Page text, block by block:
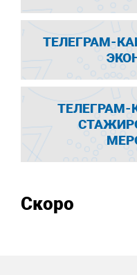
ТЕЛЕГРАМ-
ТЕЛЕГРАМ-
Скоро